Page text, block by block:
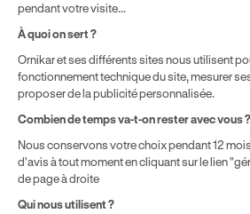
localisation géographique et du type de
achetez comme détaillé dans nos
Vente.
pendant votre visite...
À quoi on sert ?
Ornikar et ses différents sites nous utilisent
fonctionnement technique du site, mesurer
proposer de la publicité personnalisée.
Combien de temps va-t-on rester avec vous ?
Nous conservons votre choix pendant 12
d'avis à tout moment en cliquant sur le lien
de page à droite
Qui nous utilisent ?